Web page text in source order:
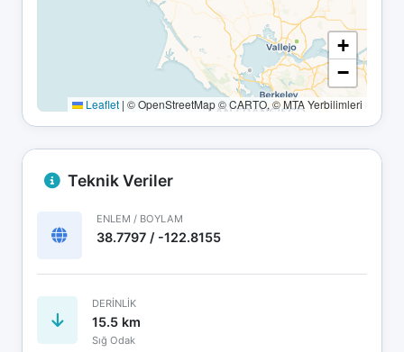
+
−
Leaflet | © OpenStreetMap © CARTO, © MTA Yerbilimleri
Teknik Veriler
ENLEM / BOYLAM
38.7797 / -122.8155
DERINLIK
15.5 km
Sığ Odak